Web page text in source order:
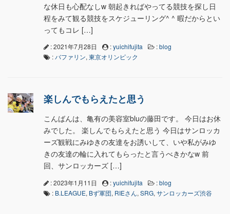
な休日も心配なしw 朝起きればやってる競技を探し日
程をみて観る競技をスケジューリング^ ^ 暇だからとい
ってもコレ […]
: 2021年7月28日 :yuichifujita :blog
:バファリン, 東京オリンピック
楽しんでもらえたと思う
こんばんは、亀有の美容室bluの藤田です。 今日はお休
みでした。 楽しんでもらえたと思う 今日はサンロッカ
ーズ観戦にみゆきの友達をお誘いして、いや私がみゆ
きの友達の輪に入れてもらったと言うべきかなw 前
回、サンロッカーズ […]
: 2023年1月11日 :yuichifujita :blog
: B.LEAGUE, Bず軍団, RIEさん, SRG, サンロッカーズ渋谷